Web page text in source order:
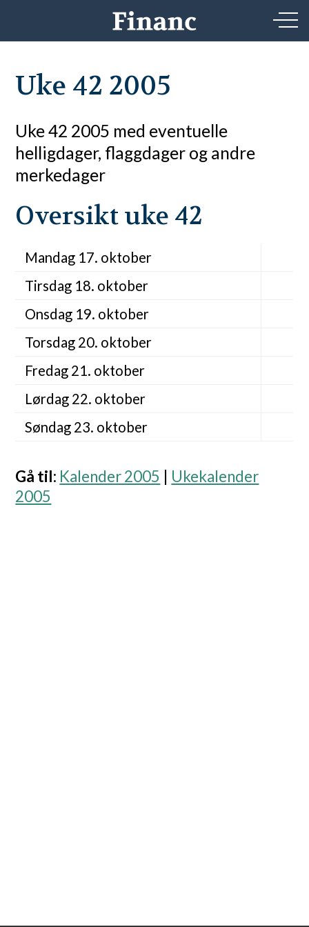
Uke 42 2005
Uke 42 2005 med eventuelle
helligdager, flaggdager og andre
merkedager
Oversikt uke 42
Mandag 17. oktober
Tirsdag 18. oktober
Onsdag 19. oktober
Torsdag 20. oktober
Fredag 21. oktober
Lørdag 22. oktober
Søndag 23. oktober
Gå til: Kalender 2005
Ukekalender
2005